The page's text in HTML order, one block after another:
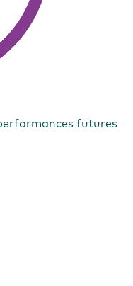
futures